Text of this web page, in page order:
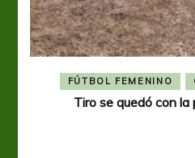
FÚTBOL FEMENINO
Tiro se quedó con la